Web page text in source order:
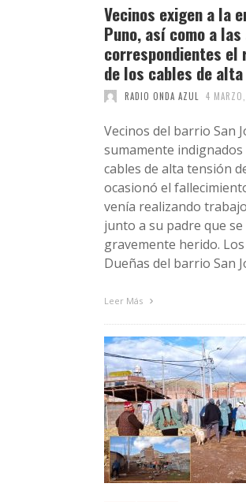
Vecinos exigen a la
Puno, así como a
correspondientes
de los cables de
RADIO ONDA AZUL 4
Vecinos del barrio San
sumamente
cables de alta tensión
ocasionó el
venía realizando
junto a su padre que
gravemente herido.
Dueñas del barrio San
Leer Más